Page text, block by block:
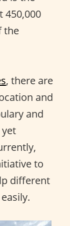
450,000
the
, there are
and
and
to
different